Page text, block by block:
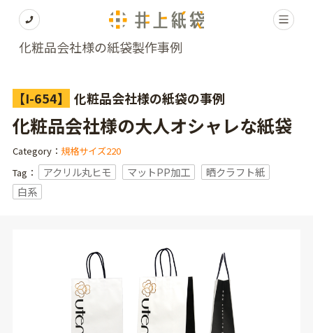
化粧品会社様の紙袋製作事例
【I-654】 化粧品会社様の紙袋の事例
化粧品会社様の大人オシャレな紙袋
Category： 規格サイズ220
Tag：
アクリル丸ヒモ マットPP加工
晒クラフト紙
白系